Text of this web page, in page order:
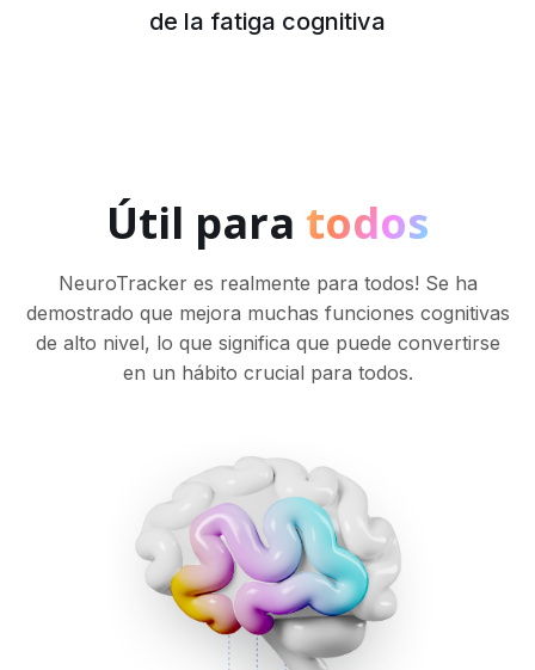
de la fatiga cognitiva
Útil para todos
NeuroTracker es realmente para todos! Se ha
demostrado que mejora muchas funciones cognitivas
de alto nivel, lo que significa que puede convertirse
en un hábito crucial para todos.